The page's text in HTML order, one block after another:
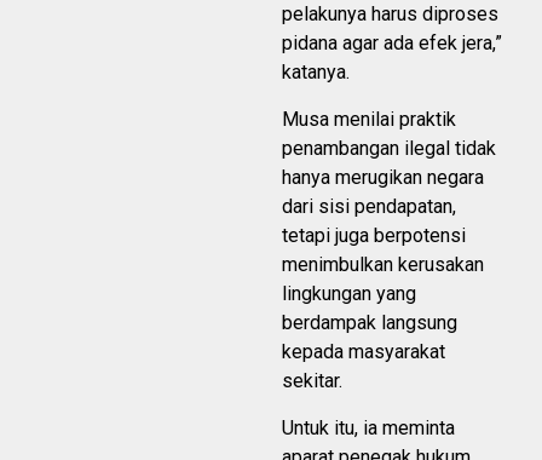
pelakunya harus diproses
pidana agar ada efek jera,”
katanya.
Musa menilai praktik
penambangan ilegal tidak
hanya merugikan negara
dari sisi pendapatan,
tetapi juga berpotensi
menimbulkan kerusakan
lingkungan yang
berdampak langsung
kepada masyarakat
sekitar.
Untuk itu, ia meminta